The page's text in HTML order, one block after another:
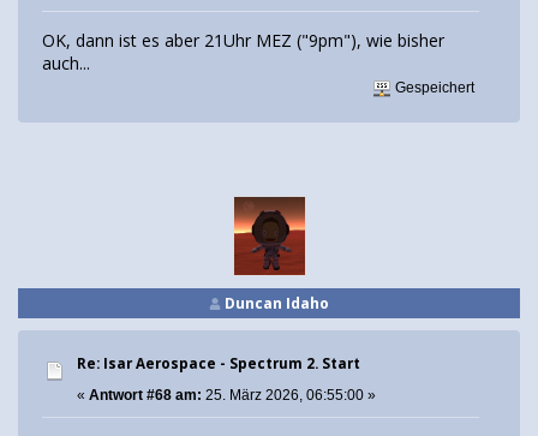
OK, dann ist es aber 21Uhr MEZ ("9pm"), wie bisher
auch...
Gespeichert
Duncan Idaho
Re: Isar Aerospace - Spectrum 2. Start
« Antwort #68 am: 25. März 2026, 06:55:00 »